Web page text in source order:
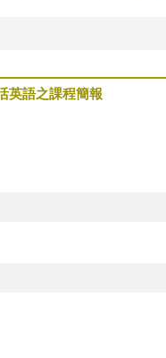
英語之課程簡報